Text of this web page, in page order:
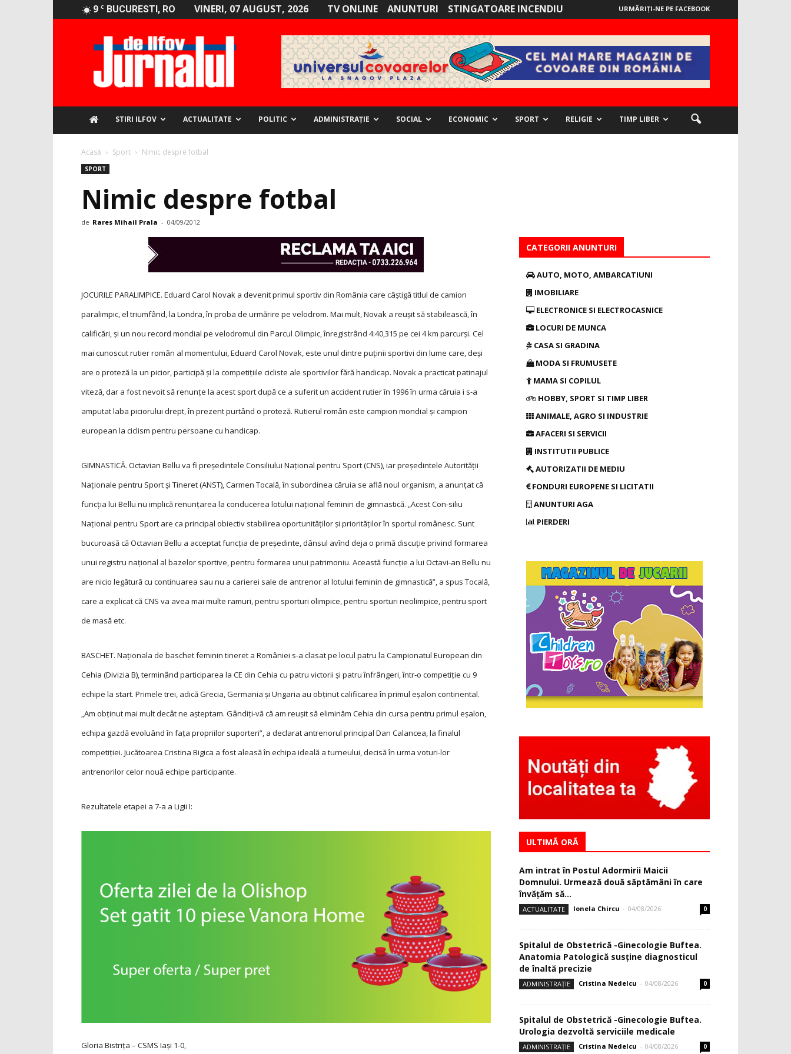
9 C BUCURESTI, RO VINERI, 07 AUGUST, 2026 TV ONLINE ANUNTURI STINGATOARE INCENDIU URMĂRIȚI-NE PE FACEBOOK
STIRI ILFOV ACTUALITATE POLITIC ADMINISTRAȚIE SOCIAL ECONOMIC SPORT RELIGIE TIMP LIBER
Acasă Sport Nimic despre fotbal
SPORT
Nimic despre fotbal
de Rares Mihail Prala - 04/09/2012
JOCURILE PARALIMPICE. ­Eduard Carol Novak a devenit primul sportiv din România care câștigă titlul de camion
paralimpic, el triumfând, la Londra, în proba de urmărire pe velodrom. Mai mult, Novak a reușit să stabilească, în
calificări, și un nou record mondial pe velodromul din Parcul Olimpic, înregistrând 4:40,315 pe cei 4 km parcurşi. Cel
mai cunoscut rutier român al momentului, Eduard Carol Novak, este unul dintre puținii sportivi din lume care, deși
are o proteză la un picior, participă și la competițiile cicliste ale sportivilor fără handicap. Novak a practicat patinajul
viteză, dar a fost nevoit să renunțe la acest sport după ce a suferit un accident rutier în 1996 în urma căruia i s-a
amputat laba piciorului drept, în prezent purtând o proteză. Rutierul român este campion mondial și campion
european la ciclism pentru persoane cu handicap.
GIMNASTICĂ. Octavian Bellu va fi preşedintele Consiliului Naţional pentru Sport (CNS), iar preşedintele Autorităţii
Naţionale pentru Sport şi Tineret (ANST), Carmen Tocală, în subordinea căruia se află noul organism, a anunțat că
funcţia lui Bellu nu implică renunţarea la conducerea lotului naţional feminin de gimnastică. „Acest Con-siliu
Naţional pentru Sport are ca principal obiectiv stabilirea oportunităţilor şi priorităţilor în sportul românesc. Sunt
bucuroasă că Octavian Bellu a acceptat funcţia de preşedinte, dânsul avînd deja o primă discuţie privind formarea
unui registru naţional al bazelor sportive, pentru formarea unui patrimoniu. Această funcţie a lui Octavi-an Bellu nu
are nicio legătură cu continua­­rea sau nu a carierei sale de antrenor al lotului feminin de gimnastică”, a spus Tocală,
care a explicat că CNS va avea mai multe ramuri, pentru sporturi olimpice, pentru sporturi neolimpice, pentru sport
de masă etc.
BASCHET. Naţionala de baschet feminin tineret a României s-a clasat pe locul patru la Campionatul European din
Cehia (Divizia B), terminând participarea la CE din Cehia cu patru victorii şi patru înfrângeri, într-o competiţie cu 9
echipe la start. Primele trei, adică Grecia, Germania şi Ungaria au obţinut calificarea în primul eşalon continental.
„Am obţinut mai mult decât ne aşteptam. Gândiţi-vă că am reuşit să eliminăm Cehia din cursa pentru primul eşalon,
echipa gazdă evoluând în faţa propriilor suporteri”, a declarat antrenorul principal Dan Calancea, la finalul
competiţiei. Jucătoarea Cristina Bigica a fost aleasă în echipa ideală a turneului, decisă în urma voturi-lor
antrenorilor celor nouă echipe participante.
Rezultatele etapei a 7-a a Ligii I:
Gloria Bistriţa – CSMS Iași 1-0,
CATEGORII ANUNTURI
AUTO, MOTO, AMBARCATIUNI
IMOBILIARE
ELECTRONICE SI ELECTROCASNICE
LOCURI DE MUNCA
CASA SI GRADINA
MODA SI FRUMUSETE
MAMA SI COPILUL
HOBBY, SPORT SI TIMP LIBER
ANIMALE, AGRO SI INDUSTRIE
AFACERI SI SERVICII
INSTITUTII PUBLICE
AUTORIZATII DE MEDIU
FONDURI EUROPENE SI LICITATII
ANUNTURI AGA
PIERDERI
ULTIMĂ ORĂ
Am intrat în Postul Adormirii Maicii
Domnului. Urmează două săptămâni în care
învăţăm să...
ACTUALITATE Ionela Chircu - 04/08/2026 0
Spitalul de Obstetrică -Ginecologie Buftea.
Anatomia Patologică susţine diagnosticul
de înaltă precizie
ADMINISTRAȚIE Cristina Nedelcu - 04/08/2026 0
Spitalul de Obstetrică -Ginecologie Buftea.
Urologia dezvoltă serviciile medicale
ADMINISTRAȚIE Cristina Nedelcu - 04/08/2026 0